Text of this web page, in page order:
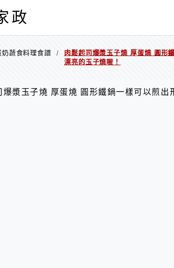
政
奶蔬食料理食譜 /
肉鬆起司爆漿玉子燒 厚蛋燒 圓形
漂亮的玉子燒喔！
爆漿玉子燒 厚蛋燒 圓形鐵鍋一樣可以煎出